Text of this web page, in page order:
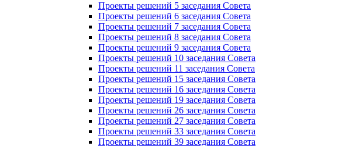
Проекты решений 5 заседания Совета
Проекты решений 6 заседания Совета
Проекты решений 7 заседания Совета
Проекты решений 8 заседания Совета
Проекты решений 9 заседания Совета
Проекты решений 10 заседания Совета
Проекты решений 11 заседания Совета
Проекты решений 15 заседания Совета
Проекты решений 16 заседания Совета
Проекты решений 19 заседания Совета
Проекты решений 26 заседания Совета
Проекты решений 27 заседания Совета
Проекты решений 33 заседания Совета
Проекты решений 39 заседания Совета